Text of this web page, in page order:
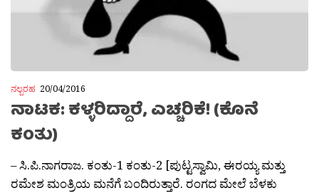
ನಲ್ಬರಹ 20/04/2016
ನಾಟಕ: ಕಳ್ಳರಿದ್ದಾರೆ, ಎಚ್ಚರಿಕೆ! (ಕೊನೆ
ಕಂತು)
– ಸಿ.ಪಿ.ನಾಗರಾಜ. ಕಂತು-1 ಕಂತು-2 [ಪುಟ್ಟಸ್ವಾಮಿ, ಈರಯ್ಯ ಮತ್ತು
ರಮೇಶ ಮಂತ್ರಿಯ ಮನೆಗೆ ಬಂದಿರುತ್ತಾರೆ. ರಂಗದ ಮೇಲೆ ಬೆಳಕು